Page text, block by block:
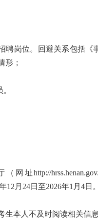
聘岗位。回避关系包括
形；
网址http://
12月24日至2026年1月4日。
本人不及时阅读相关信